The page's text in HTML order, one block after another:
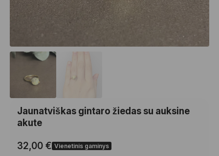
Jaunatviškas gintaro žiedas su auksine
akute
32,00 € Vienetinis gaminys